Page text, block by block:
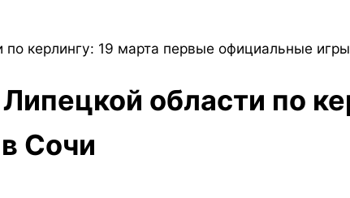
керлингу: 19 марта первые официальные
области по
Сочи